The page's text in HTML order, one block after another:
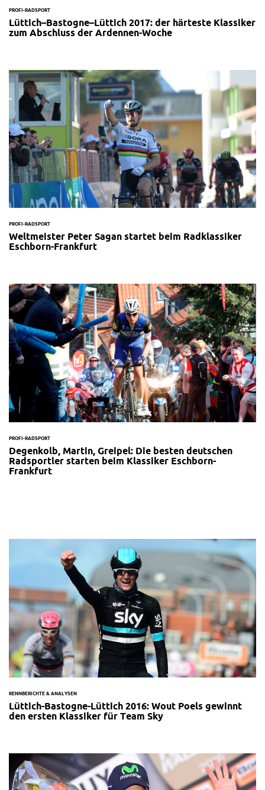
PROFI-RADSPORT
Lüttich–Bastogne–Lüttich 2017: der härteste Klassiker
zum Abschluss der Ardennen-Woche
PROFI-RADSPORT
Weltmeister Peter Sagan startet beim Radklassiker
Eschborn-Frankfurt
PROFI-RADSPORT
Degenkolb, Martin, Greipel: Die besten deutschen
Radsportler starten beim Klassiker Eschborn-
Frankfurt
RENNBERICHTE & ANALYSEN
Lüttich-Bastogne-Lüttich 2016: Wout Poels gewinnt
den ersten Klassiker für Team Sky